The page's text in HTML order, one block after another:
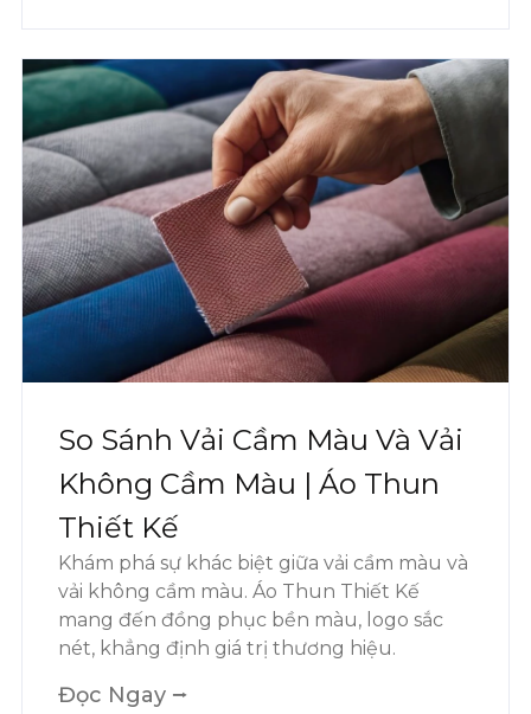
So Sánh Vải Cầm Màu Và Vải
Không Cầm Màu | Áo Thun
Thiết Kế
Khám phá sự khác biệt giữa vải cầm màu và
vải không cầm màu. Áo Thun Thiết Kế
mang đến đồng phục bền màu, logo sắc
nét, khẳng định giá trị thương hiệu.
Đọc Ngay ⭢